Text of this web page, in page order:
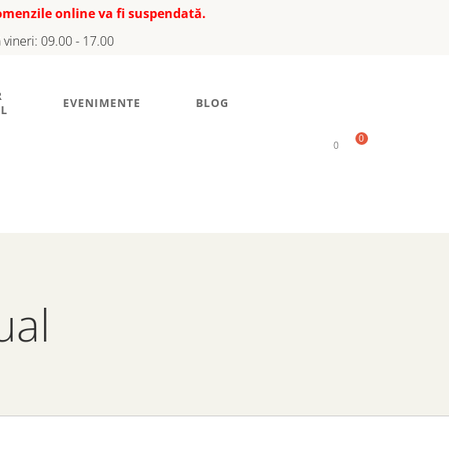
online va fi suspendată.
09.00 - 17.00
EVENIMENTE BLOG
0
0